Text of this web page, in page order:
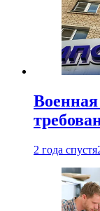
2 года спустя